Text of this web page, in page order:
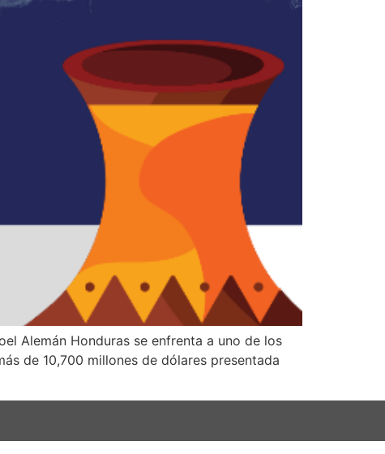
Alemán Honduras se enfrenta a uno de los
de 10,700 millones de dólares presentada